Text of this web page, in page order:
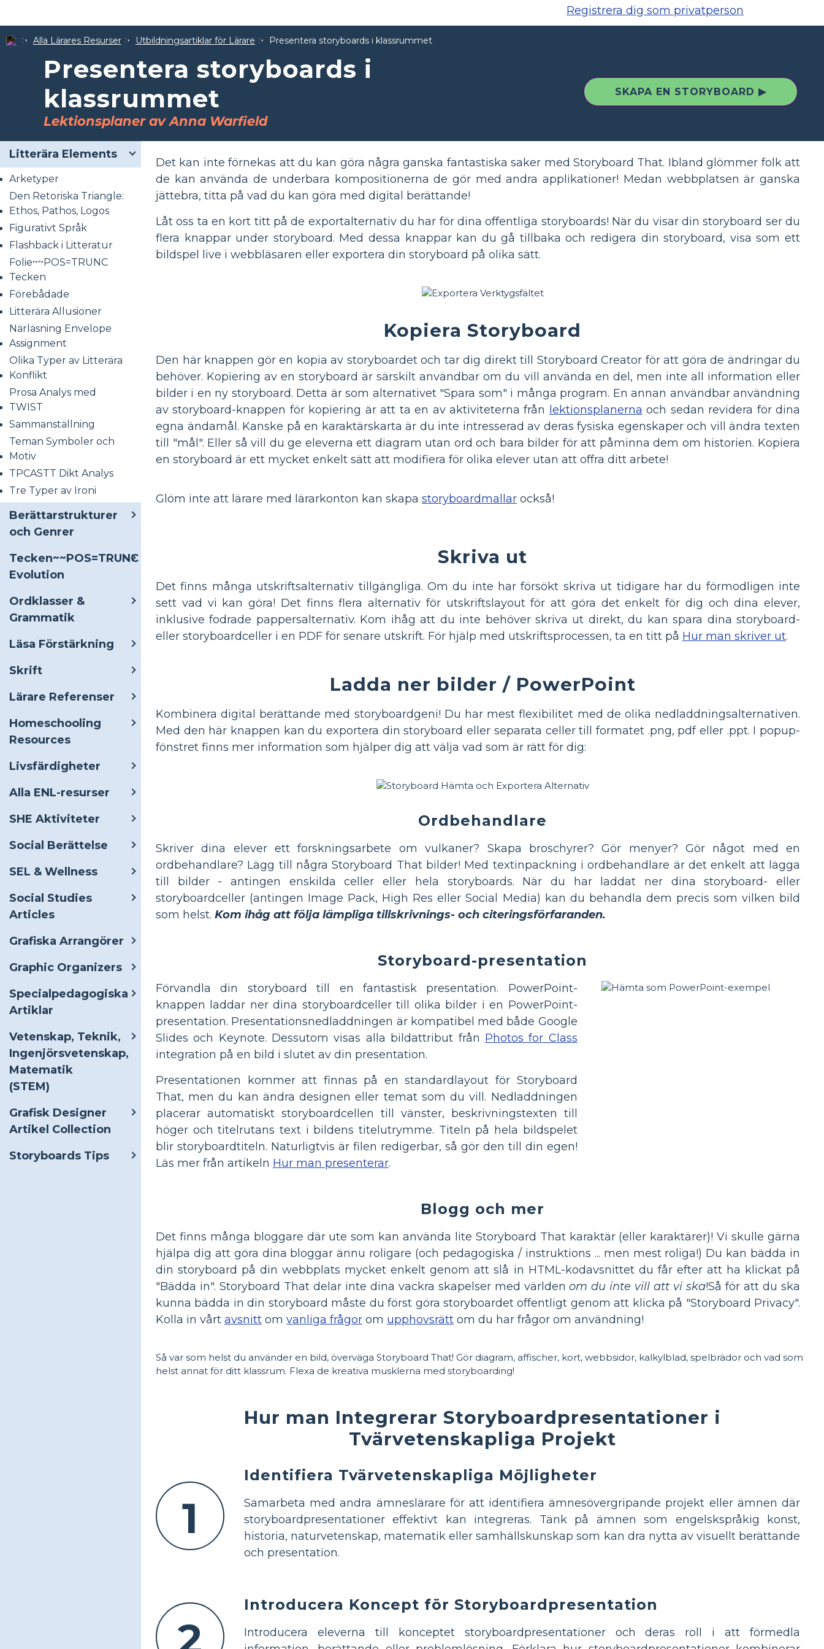
Registrera dig som privatperson
Alla Lärares Resurser Utbildningsartiklar för Lärare Presentera storyboards i klassrummet
Presentera storyboards i
klassrummet
Lektionsplaner av Anna Warfield
SKAPA EN STORYBOARD ▶
Litterära Elements
Arketyper
Den Retoriska Triangle:
Ethos, Pathos, Logos
Figurativt Språk
Flashback i Litteratur
Folie~~POS=TRUNC
Tecken
Förebådade
Litterära Allusioner
Närläsning Envelope
Assignment
Olika Typer av Litterära
Konflikt
Prosa Analys med
TWIST
Sammanställning
Teman Symboler och
Motiv
TPCASTT Dikt Analys
Tre Typer av Ironi
Berättarstrukturer
och Genrer
Tecken~~POS=TRUNC
Evolution
Ordklasser &
Grammatik
Läsa Förstärkning
Skrift
Lärare Referenser
Homeschooling
Resources
Livsfärdigheter
Alla ENL-resurser
SHE Aktiviteter
Social Berättelse
SEL & Wellness
Social Studies
Articles
Grafiska Arrangörer
Graphic Organizers
Specialpedagogiska
Artiklar
Vetenskap, Teknik,
Ingenjörsvetenskap,
Matematik
(STEM)
Grafisk Designer
Artikel Collection
Storyboards Tips
Det kan inte förnekas att du kan göra några ganska fantastiska saker med Storyboard That. Ibland glömmer folk att
de kan använda de underbara kompositionerna de gör med andra applikationer! Medan webbplatsen är ganska
jättebra, titta på vad du kan göra med digital berättande!
Låt oss ta en kort titt på de exportalternativ du har för dina offentliga storyboards! När du visar din storyboard ser du
flera knappar under storyboard. Med dessa knappar kan du gå tillbaka och redigera din storyboard, visa som ett
bildspel live i webbläsaren eller exportera din storyboard på olika sätt.
Kopiera Storyboard
Den här knappen gör en kopia av storyboardet och tar dig direkt till Storyboard Creator för att göra de ändringar du
behöver. Kopiering av en storyboard är särskilt användbar om du vill använda en del, men inte all information eller
bilder i en ny storyboard. Detta är som alternativet "Spara som" i många program. En annan användbar användning
av storyboard-knappen för kopiering är att ta en av aktiviteterna från
lektionsplanerna och sedan revidera för dina
egna ändamål. Kanske på en karaktärskarta är du inte intresserad av deras fysiska egenskaper och vill ändra texten
till "mål". Eller så vill du ge eleverna ett diagram utan ord och bara bilder för att påminna dem om historien. Kopiera
en storyboard är ett mycket enkelt sätt att modifiera för olika elever utan att offra ditt arbete!
Glöm inte att lärare med lärarkonton kan skapa storyboardmallar också!
Skriva ut
Det finns många utskriftsalternativ tillgängliga. Om du inte har försökt skriva ut tidigare har du förmodligen inte
sett vad vi kan göra! Det finns flera alternativ för utskriftslayout för att göra det enkelt för dig och dina elever,
inklusive fodrade pappersalternativ. Kom ihåg att du inte behöver skriva ut direkt, du kan spara dina storyboard-
eller storyboardceller i en PDF för senare utskrift. För hjälp med utskriftsprocessen, ta en titt på Hur man skriver ut.
Ladda ner bilder / PowerPoint
Kombinera digital berättande med storyboardgeni! Du har mest flexibilitet med de olika nedladdningsalternativen.
Med den här knappen kan du exportera din storyboard eller separata celler till formatet .png, pdf eller .ppt. I popup-
fönstret finns mer information som hjälper dig att välja vad som är rätt för dig:
Ordbehandlare
Skriver dina elever ett forskningsarbete om vulkaner? Skapa broschyrer? Gör menyer? Gör något med en
ordbehandlare? Lägg till några Storyboard That bilder! Med textinpackning i ordbehandlare är det enkelt att lägga
till bilder - antingen enskilda celler eller hela storyboards. När du har laddat ner dina storyboard- eller
storyboardceller (antingen Image Pack, High Res eller Social Media) kan du behandla dem precis som vilken bild
som helst. Kom ihåg att följa lämpliga tillskrivnings- och citeringsförfaranden.
Storyboard-presentation
Förvandla din storyboard till en fantastisk presentation. PowerPoint-
knappen laddar ner dina storyboardceller till olika bilder i en PowerPoint-
presentation. Presentationsnedladdningen är kompatibel med både Google
Slides och Keynote. Dessutom visas alla bildattribut från Photos for Class
integration på en bild i slutet av din presentation.
Presentationen kommer att finnas på en standardlayout för Storyboard
That, men du kan ändra designen eller temat som du vill. Nedladdningen
placerar automatiskt storyboardcellen till vänster, beskrivningstexten till
höger och titelrutans text i bildens titelutrymme. Titeln på hela bildspelet
blir storyboardtiteln. Naturligtvis är filen redigerbar, så gör den till din egen!
Läs mer från artikeln Hur man presenterar.
Blogg och mer
Det finns många bloggare där ute som kan använda lite Storyboard That karaktär (eller karaktärer)! Vi skulle gärna
hjälpa dig att göra dina bloggar ännu roligare (och pedagogiska / instruktions ... men mest roliga!) Du kan bädda in
din storyboard på din webbplats mycket enkelt genom att slå in HTML-kodavsnittet du får efter att ha klickat på
"Bädda in". Storyboard That delar inte dina vackra skapelser med världenom du inte vill att vi ska!Så för att du ska
kunna bädda in din storyboard måste du först göra storyboardet offentligt genom att klicka på "Storyboard Privacy".
Kolla in vårt avsnitt om vanliga frågor om upphovsrätt om du har frågor om användning!
Så var som helst du använder en bild, överväga Storyboard That! Gör diagram, affischer, kort, webbsidor, kalkylblad, spelbrädor och vad som
helst annat för ditt klassrum. Flexa de kreativa musklerna med storyboarding!
Hur man Integrerar Storyboardpresentationer i
Tvärvetenskapliga Projekt
1
Identifiera Tvärvetenskapliga Möjligheter
Samarbeta med andra ämneslärare för att identifiera ämnesövergripande projekt eller ämnen där
storyboardpresentationer effektivt kan integreras. Tänk på ämnen som engelskspråkig konst,
historia, naturvetenskap, matematik eller samhällskunskap som kan dra nytta av visuellt berättande
och presentation.
Introducera Koncept för Storyboardpresentation
Introducera eleverna till konceptet storyboardpresentationer och deras roll i att förmedla